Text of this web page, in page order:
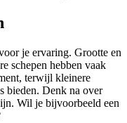
je ervaring. Grootte en
schepen hebben vaak
terwijl kleinere
bieden. Denk na over
Wil je bijvoorbeeld een